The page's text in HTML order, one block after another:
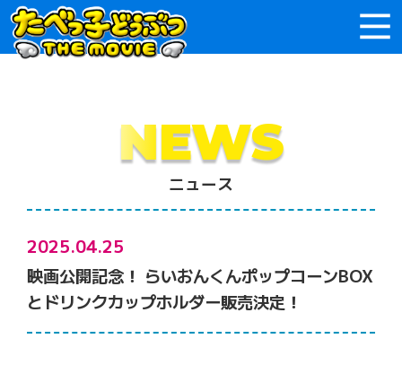
NEWS
ニュース
2025.04.25
映画公開記念！ らいおんくんポップコーンBOX
とドリンクカップホルダー販売決定！